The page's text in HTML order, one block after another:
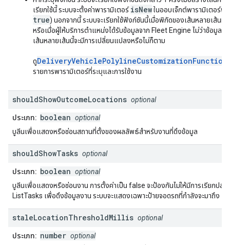
เรียกใช้นี้ ระบบจะตั้งค่าพารามิเตอร์isNewในออบเจ็กต์พารามิเตอร์ฟั
true) นอกจากนี้ ระบบจะเรียกใช้ฟังก์ชันนี้เมื่อพิกัดของเส้นหลายเส้นมี
หรือเมื่อผู้ให้บริการตำแหน่งได้รับข้อมูลจาก Fleet Engine ไม่ว่าข้อมูล
เส้นหลายเส้นนี้จะมีการเปลี่ยนแปลงหรือไม่ก็ตาม
ดู
รายการพารามิเตอร์ที่ระบุและการใช้งาน
shouldShowOutcomeLocations optional
ประเภท: boolean optional
บูลีนเพื่อแสดงหรือซ่อนสถานที่ตั้งของผลลัพธ์สำหรับงานที่ดึงข้อมูล
shouldShowTasks optional
ประเภท: boolean optional
บูลีนเพื่อแสดงหรือซ่อนงาน การตั้งค่าเป็น false จะป้องกันไม่ให้มีการเรียกปลา
ListTasks เพื่อดึงข้อมูลงาน ระบบจะแสดงเฉพาะป้ายจอดรถที่กำลังจะมาถึง
staleLocationThresholdMillis optional
ประเภท: number optional